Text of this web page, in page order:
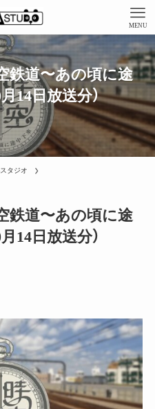
MENU
鉄道〜あの頃に途
14日放送分）
タジオ
空鉄道〜あの頃に途
14日放送分）